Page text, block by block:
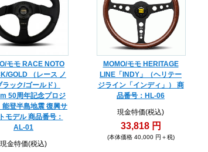
モモ RACE NOTO
GOLD （レース ノ
ラック/ゴールド）
50周年記念プロジ
能登半島地震 復興サ
モデル 商品番号：
AL-01
現金特価(税込)
MOMO/モモ HERITAGE
LINE「INDY」（ヘリテー
ジライン「インディ」） 商
品番号：HL-06
現金特価(税込)
33,818 円
(本体価格 40,000 円＋税)